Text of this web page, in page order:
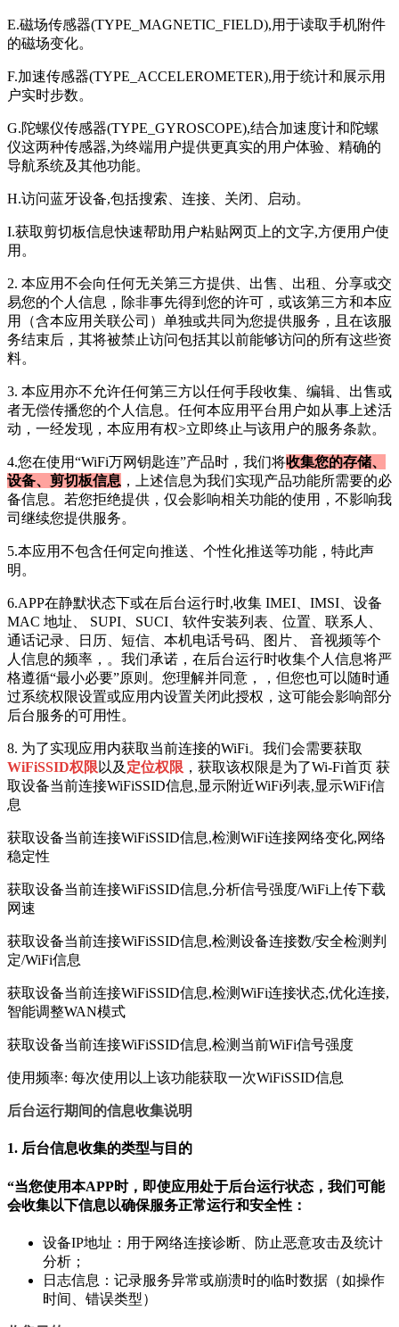
E.磁场传感器(TYPE_MAGNETIC_FIELD),用于读取手机附件
的磁场变化。
F.加速传感器(TYPE_ACCELEROMETER),用于统计和展示用
户实时步数。
G.陀螺仪传感器(TYPE_GYROSCOPE),结合加速度计和陀螺
仪这两种传感器,为终端用户提供更真实的用户体验、精确的
导航系统及其他功能。
H.访问蓝牙设备,包括搜索、连接、关闭、启动。
I.获取剪切板信息快速帮助用户粘贴网页上的文字,方便用户使
用。
2. 本应用不会向任何无关第三方提供、出售、出租、分享或交
易您的个人信息，除非事先得到您的许可，或该第三方和本应
用（含本应用关联公司）单独或共同为您提供服务，且在该服
务结束后，其将被禁止访问包括其以前能够访问的所有这些资
料。
3. 本应用亦不允许任何第三方以任何手段收集、编辑、出售或
者无偿传播您的个人信息。任何本应用平台用户如从事上述活
动，一经发现，本应用有权>立即终止与该用户的服务条款。
4.您在使用“WiFi万网钥匙连”产品时，我们将收集您的存储、
设备、剪切板信息 ，上述信息为我们实现产品功能所需要的必
备信息。若您拒绝提供，仅会影响相关功能的使用，不影响我
司继续您提供服务。
5.本应用不包含任何定向推送、个性化推送等功能，特此声
明。
6.APP在静默状态下或在后台运行时,收集 IMEI、IMSI、设备
MAC 地址、 SUPI、SUCI、软件安装列表、位置、联系人、
通话记录、日历、短信、本机电话号码、图片、 音视频等个
人信息的频率，。我们承诺，在后台运行时收集个人信息将严
格遵循“最小必要”原则。您理解并同意，，但您也可以随时通
过系统权限设置或应用内设置关闭此授权，这可能会影响部分
后台服务的可用性。
8. 为了实现应用内获取当前连接的WiFi。我们会需要获取
WiFiSSID权限 以及 定位权限 ，获取该权限是为了Wi-Fi首页 获
取设备当前连接WiFiSSID信息,显示附近WiFi列表,显示WiFi信
息
获取设备当前连接WiFiSSID信息,检测WiFi连接网络变化,网络
稳定性
获取设备当前连接WiFiSSID信息,分析信号强度/WiFi上传下载
网速
获取设备当前连接WiFiSSID信息,检测设备连接数/安全检测判
定/WiFi信息
获取设备当前连接WiFiSSID信息,检测WiFi连接状态,优化连接,
智能调整WAN模式
获取设备当前连接WiFiSSID信息,检测当前WiFi信号强度
使用频率: 每次使用以上该功能获取一次WiFiSSID信息
后台运行期间的信息收集说明
1. 后台信息收集的类型与目的
“当您使用本APP时， 即使应用处于后台运行状态 ，我们可能
会收集以下信息以确保服务正常运行和安全性：
设备IP地址：用于网络连接诊断、防止恶意攻击及统计
分析；
日志信息：记录服务异常或崩溃时的临时数据（如操作
时间、错误类型）